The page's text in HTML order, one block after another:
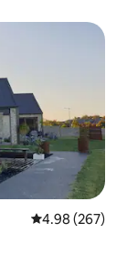
Calificación
4.98 (267)